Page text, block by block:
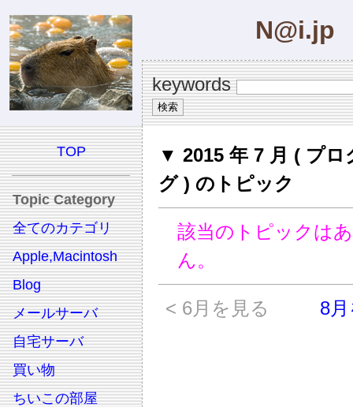
N@i.jp
keywords
TOP
Topic Category
全てのカテゴリ
Apple,Macintosh
Blog
メールサーバ
自宅サーバ
買い物
ちいこの部屋
▼ 2015 年 7 月 ( プロ
グ ) のトピック
該当のトピックは
ん。
< 6月を見る 8